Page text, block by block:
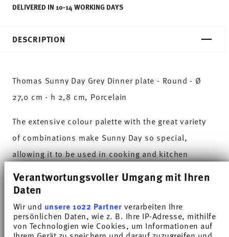
Verantwortungsvoller Umgang mit Ihren
Daten
Wir und unsere 1022 Partnerverarbeiten Ihre
persönlichen Daten, wie z. B. Ihre IP-Adresse, mithilfe
von Technologien wie Cookies, um Informationen auf
DELIVERED IN 10-14 WORKING DAYS
DESCRIPTION
Thomas Sunny Day Grey Dinner plate - Round - Ø
27,0 cm - h 2,8 cm, Porcelain
The extensive colour palette with the great variety
of combinations make Sunny Day so special,
allowing it to be used in cooking and kitchen
cheerful style ensures that every day is simply
unique.HAVE A SUNNY DAY!
Grey skies, grey mood, grey hair – whew, this